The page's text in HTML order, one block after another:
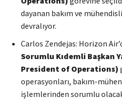
dayanan bakım ve
devralıyor.
Carlos Zendejas: Horizon
Sorumlu Kıdemli Başkan
President of Operations)
operasyonları, bakım-
işlemlerinden sorumlu